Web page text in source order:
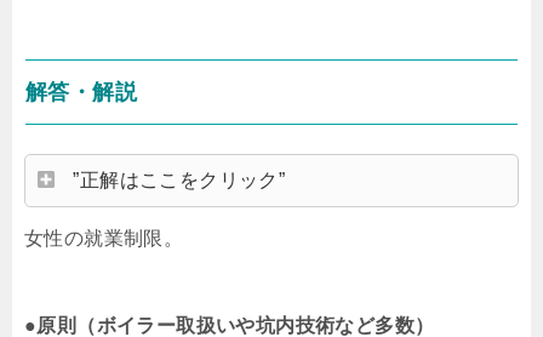
解答・解説
”正解はここをクリック”
女性の就業制限。
●原則（ボイラー取扱いや坑内技術など多数）